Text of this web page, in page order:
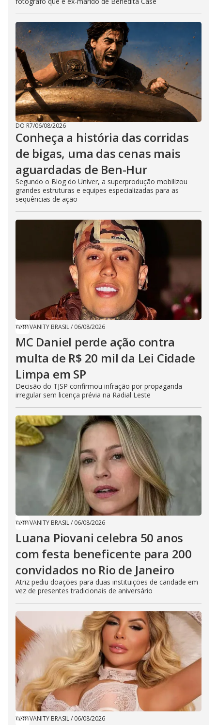
DO R7/06/08/2026
Conheça a história das corridas
de bigas, uma das cenas mais
aguardadas de Ben-Hur
Segundo o Blog do Univer, a superprodução mobilizou
grandes estruturas e equipes especializadas para as
sequências de ação
VANITY BRASIL/ 06/08/2026
MC Daniel perde ação contra
multa de R$ 20 mil da Lei Cidade
Limpa em SP
Decisão do TJSP confirmou infração por propaganda
irregular sem licença prévia na Radial Leste
VANITY BRASIL/ 06/08/2026
Luana Piovani celebra 50 anos
com festa beneficente para 200
convidados no Rio de Janeiro
Atriz pediu doações para duas instituições de caridade em
vez de presentes tradicionais de aniversário
VANITY BRASIL/ 06/08/2026